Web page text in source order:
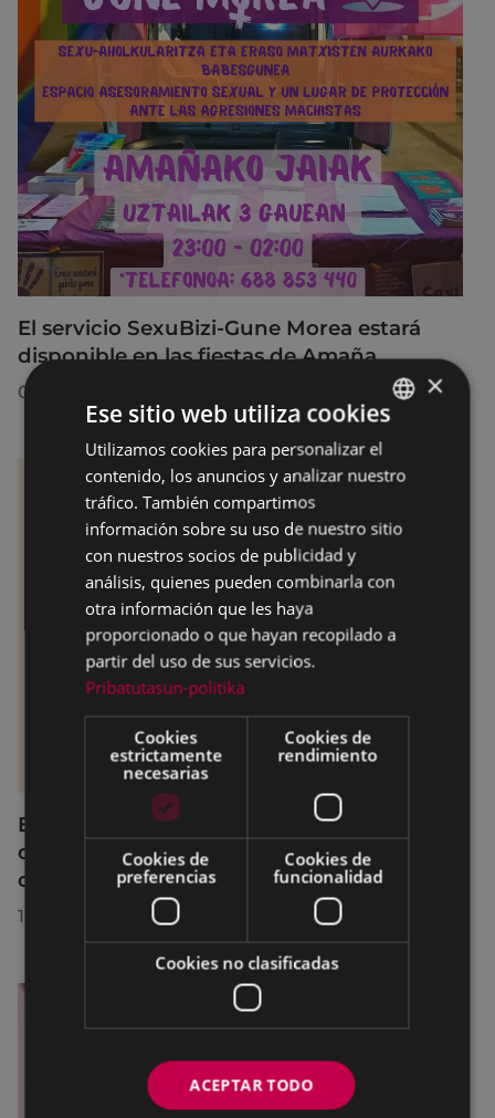
El servicio SexuBizi-Gune Morea estará
disponible en las fiestas de Amaña
01/07/2026
El servicio SexuBizi-Gune Morea estará
disponible en San Juanes, con ampliación
del horario de atención telefónica
15/06/2026
BASQUE
SPANISH
×
Ese sitio web utiliza cookies
Utilizamos cookies para personalizar el
contenido, los anuncios y analizar nuestro
tráfico. También compartimos
información sobre su uso de nuestro sitio
con nuestros socios de publicidad y
análisis, quienes pueden combinarla con
otra información que les haya
proporcionado o que hayan recopilado a
partir del uso de sus servicios.
Pribatutasun-politika
Cookies
estrictamente
necesarias
Cookies de
rendimiento
Cookies de
preferencias
Cookies de
funcionalidad
Cookies no clasificadas
ACEPTAR TODO